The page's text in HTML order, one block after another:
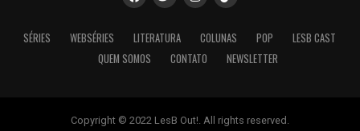
SÉRIES WEBSÉRIES LITERATURA COLUNAS POP
LESB CAST
QUEM SOMOS
CONTATO NEWSLETTER
Copyright © 2022 LesB Out!. All rights reserved.